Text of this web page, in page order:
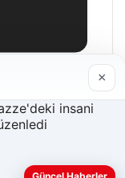
×